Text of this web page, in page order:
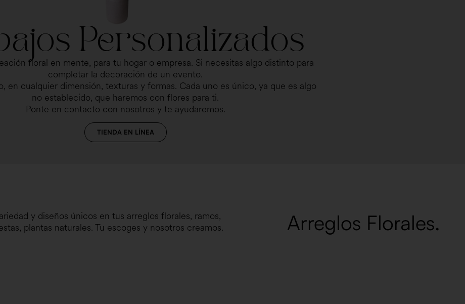
Personalizados
floral en mente, para tu hogar o empresa. Si necesitas algo distinto para
completar la decoración de un evento.
en cualquier dimensión, texturas y formas. Cada uno es único, ya que es algo
no establecido, que haremos con flores para ti.
Ponte en contacto con nosotros y te ayudaremos.
TIENDA EN LÍNEA
Arreglos Florales.
y diseños únicos en tus arreglos florales, ramos,
plantas naturales. Tu escoges y nosotros creamos.